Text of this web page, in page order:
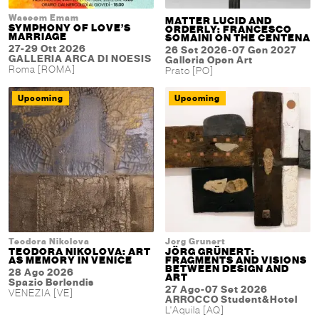
Waseem Emam
SYMPHONY OF LOVE’S
MARRIAGE
27-29 Ott 2026
GALLERIA ARCA DI NOESIS
Roma [ROMA]
MATTER LUCID AND
ORDERLY: FRANCESCO
SOMAINI ON THE CENTENA
26 Set 2026-07 Gen 2027
Galleria Open Art
Prato [PO]
Teodora Nikolova
TEODORA NIKOLOVA: ART
AS MEMORY IN VENICE
28 Ago 2026
Spazio Berlendis
VENEZIA [VE]
Upcoming
Jorg Grunert
JÖRG GRÜNERT:
FRAGMENTS AND VISIONS
BETWEEN DESIGN AND
ART
27 Ago-07 Set 2026
ARROCCO Student&Hotel
L'Aquila [AQ]
Upcoming